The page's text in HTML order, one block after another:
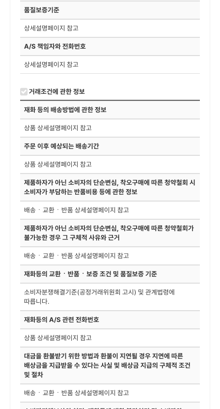
품질보증기준
상세설명페이지 참고
A/S 책임자와 전화번호
상세설명페이지 참고
거래조건에 관한 정보
재화 등의 배송방법에 관한 정보
상품 상세설명페이지 참고
주문 이후 예상되는 배송기간
상품 상세설명페이지 참고
제품하자가 아닌 소비자의 단순변심, 착오구매에 따른 청약철회 시
소비자가 부담하는 반품비용 등에 관한 정보
배송ㆍ교환ㆍ반품 상세설명페이지 참고
제품하자가 아닌 소비자의 단순변심, 착오구매에 따른 청약철회가
불가능한 경우 그 구체적 사유와 근거
배송ㆍ교환ㆍ반품 상세설명페이지 참고
재화등의 교환ㆍ반품ㆍ보증 조건 및 품질보증 기준
소비자분쟁해결기준(공정거래위원회 고시) 및 관계법령에
따릅니다.
재화등의 A/S 관련 전화번호
상품 상세설명페이지 참고
대금을 환불받기 위한 방법과 환불이 지연될 경우 지연에 따른
배상금을 지급받을 수 있다는 사실 및 배상금 지급의 구체적 조건
및 절차
배송ㆍ교환ㆍ반품 상세설명페이지 참고